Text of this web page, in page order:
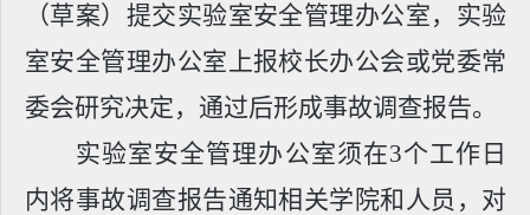
（草案）提交实验室安全管理办公室，实验
室安全管理办公室上报校长办公会或党委常
委会研究决定，通过后形成事故调查报告。
实验室安全管理办公室须在3个工作日
内将事故调查报告通知相关学院和人员，对